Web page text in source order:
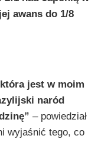
awans do 1/8
jest w moim
naród
– powiedział
wyjaśnić tego, co